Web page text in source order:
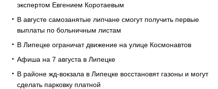
экспертом Евгением Коротаевым
В августе самозанятые липчане смогут получить первые
выплаты по больничным листам
В Липецке ограничат движение на улице Космонавтов
Афиша на 7 августа в Липецке
В районе жд-вокзала в Липецке восстановят газоны и могут
сделать парковку платной